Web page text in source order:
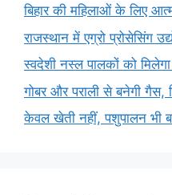
बिहार की महिलाओं के लिए
राजस्थान में एग्रो प्रोसेसिंग
स्वदेशी नस्ल पालकों को मिलेगा
गोबर और पराली से बनेगी गैस,
केवल खेती नहीं, पशुपालन भी